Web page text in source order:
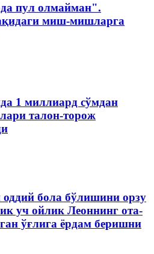
пул олмайман".
миш-мишларга
1 миллиард сўмдан
талон-торож
бола бўлишини орзу
уч ойлик Леоннинг ота-
ўғлига ёрдам беришни